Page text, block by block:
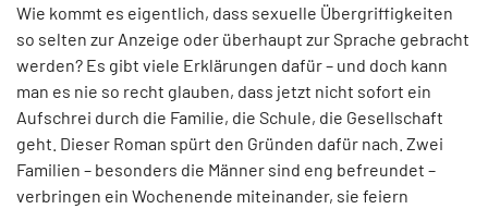
Wie kommt es eigentlich, dass sexuelle Übergriffigkeiten
so selten zur Anzeige oder überhaupt zur Sprache gebracht
werden? Es gibt viele Erklärungen dafür – und doch kann
man es nie so recht glauben, dass jetzt nicht sofort ein
Aufschrei durch die Familie, die Schule, die Gesellschaft
geht. Dieser Roman spürt den Gründen dafür nach. Zwei
Familien – besonders die Männer sind eng befreundet –
verbringen ein Wochenende miteinander, sie feiern